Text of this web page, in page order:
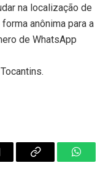
na localização de
anônima para a
de WhatsApp
Copy